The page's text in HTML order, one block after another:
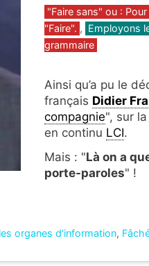
Catégories
"Faire sans" ou :
"Faire". , Employons
grammaire
Ainsi qu’a pu le
français Didier
compagnie", sur
en continu LCI.
Mais : "Là on a
porte-paroles" !
organes d'information,